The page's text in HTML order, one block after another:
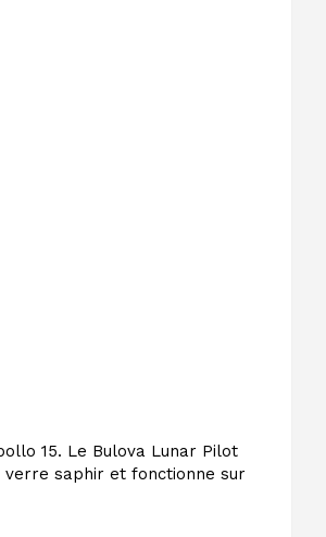
15. Le Bulova Lunar Pilot
verre saphir et fonctionne sur